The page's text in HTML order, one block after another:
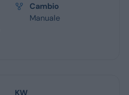
Cambio
Manuale
KW